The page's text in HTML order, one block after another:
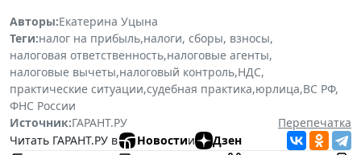
Авторы:Екатерина Уцына
Теги:налог на прибыль,налоги, сборы, взносы,
налоговая ответственность,налоговые агенты,
налоговые вычеты,налоговый контроль,НДС,
практические ситуации,судебная практика,юрлица,ВС РФ,
ФНС России
Источник:ГАРАНТ.РУ
Перепечатка
Читать ГАРАНТ.РУ в
Новостии Дзен